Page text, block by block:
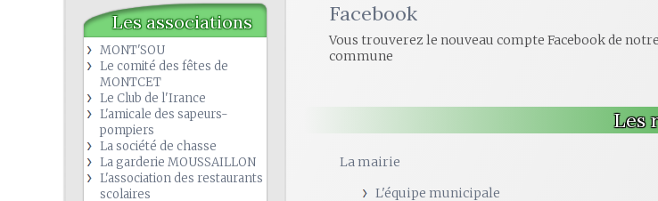
Les associations
MONT'SOU
Le comité des fêtes de
MONTCET
Le Club de l'Irance
L'amicale des sapeurs-
pompiers
La société de chasse
La garderie MOUSSAILLON
L'association des restaurants
scolaires
Facebook
Vous trouverez le nouveau compte Facebook de notre
commune
Les
La mairie
L'équipe municipale